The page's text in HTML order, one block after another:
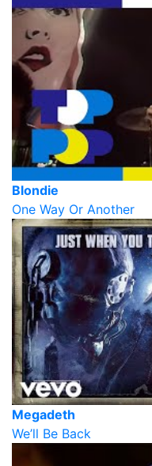
Blondie
One Way Or Another
Megadeth
We’ll Be Back